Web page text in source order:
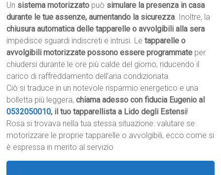
Un sistema motorizzato può simulare la presenza in casa
durante le tue assenze, aumentando la sicurezza. Inoltre, la
chiusura automatica delle tapparelle o avvolgibili alla sera
impedisce sguardi indiscreti e intrusi. Letapparelle o
avvolgibili motorizzate possono essere programmate per
chiudersi durante le ore più calde del giorno, riducendo il
carico di raffreddamento dell’aria condizionata.
Ciò si traduce in un notevole risparmio energetico e una
bolletta più leggera,chiama adesso con fiducia Eugenio al
0532050010, il tuo tapparellista a Lido degli Estensi!
Rosa si trovava nella tua stessa situazione: valutare se
motorizzare le proprie tapparelle o avvolgibili, ecco come si
è espressa in merito al servizio